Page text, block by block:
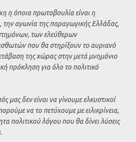
η όποια πρωτοβουλία είναι η
την αγωνία της παραγωγικής Ελλάδας,
των ελεύθερων
που θα στηρίξουν το αυριανό
της χώρας στην μετά μνημόνιο
πρόκληση για όλο το πολιτικό
μας δεν είναι να γίνουμε ελκυστικοί
να το πετύχουμε με ειλικρίνεια,
πολιτικού λόγου που θα δίνει λύσεις